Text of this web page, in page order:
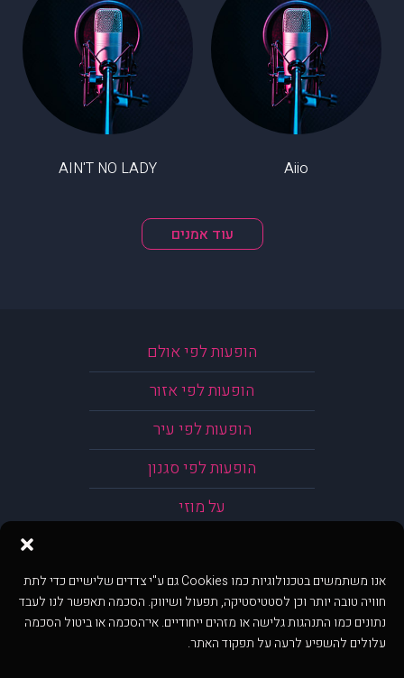
אנו משתמשים בטכנולוגיות כמו Cookies גם ע"י צדדים שלישיים כדי לתת
חוויה טובה יותר וכן לסטטיסטיקה, תפעול ושיווק. הסכמה תאפשר לנו לעבד
נתונים כמו התנהגות גלישה או מזהים ייחודיים. אי־הסכמה או ביטול הסכמה
עלולים להשפיע לרעה על תפקוד האתר.
Aiio
AIN'T NO LADY
עוד אמנים
הופעות לפי אולם
הופעות לפי אזור
הופעות לפי עיר
הופעות לפי סגנון
על מוזי